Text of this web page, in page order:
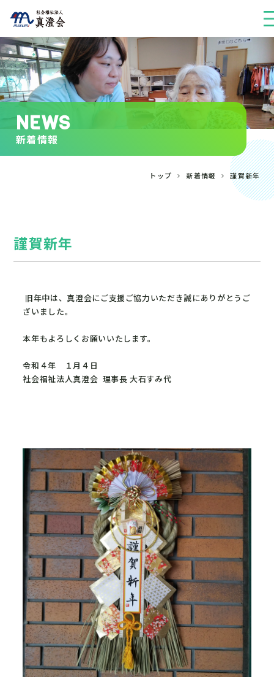
NEWS
新着情報
トップ 新着情報 謹賀新年
謹賀新年
旧年中は、真澄会にご支援ご協力いただき誠にありがとうご
ざいました。
本年もよろしくお願いいたします。
令和４年　１月４日
社会福祉法人真澄会  理事長 大石すみ代